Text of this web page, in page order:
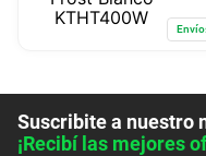
Suscribite a nuestro
¡Recibí las mejores